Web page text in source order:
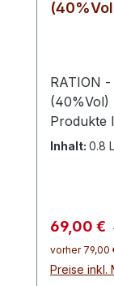
RATION - Obstbrand Sauerkirsche 20x4cl
(40%Vol)
Produkte
durch
Kirschen
werden
Inhalt: 0.8
69,00 €
vorher 79,00
Preise inkl.